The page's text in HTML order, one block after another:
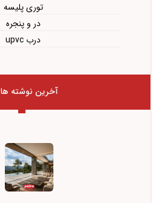
توری پلیسه
در و پنجره
درب upvc
آخرین نوشته ها